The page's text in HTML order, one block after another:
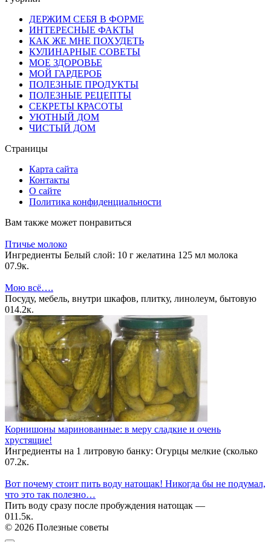
ДЕРЖИМ СЕБЯ В ФОРМЕ
ИНТЕРЕСНЫЕ ФАКТЫ
КАК ЖЕ МНЕ ПОХУДЕТЬ
КУЛИНАРНЫЕ СОВЕТЫ
МОЕ ЗДОРОВЬЕ
МОЙ ГАРДЕРОБ
ПОЛЕЗНЫЕ ПРОДУКТЫ
ПОЛЕЗНЫЕ РЕЦЕПТЫ
СЕКРЕТЫ КРАСОТЫ
УЮТНЫЙ ДОМ
ЧИСТЫЙ ДОМ
Страницы
Карта сайта
Контакты
О сайте
Политика конфиденциальности
Вам также может понравиться
Птичье молоко
Ингредиенты Белый слой: 10 г желатина 125 мл молока
07.9к.
Мою всё….
Посуду, мебель, внутри шкафов, плитку, линолеум, бытовую
014.2к.
Корнишоны маринованные: в меру сладкие и очень
хрустящие!
Ингредиенты на 1 литровую банку: Огурцы мелкие (сколько
07.2к.
Вот почему стоит пить воду натощак! Никогда бы не подумал,
что это так полезно…
Пить воду сразу после пробуждения натощак —
011.5к.
© 2026 Полезные советы